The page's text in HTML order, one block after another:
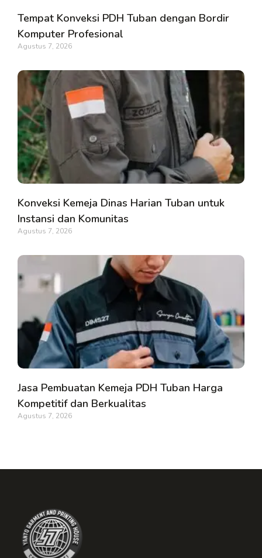
Tempat Konveksi PDH Tuban dengan Bordir
Komputer Profesional
Agustus 7, 2026
Konveksi Kemeja Dinas Harian Tuban untuk
Instansi dan Komunitas
Agustus 7, 2026
Jasa Pembuatan Kemeja PDH Tuban Harga
Kompetitif dan Berkualitas
Agustus 7, 2026